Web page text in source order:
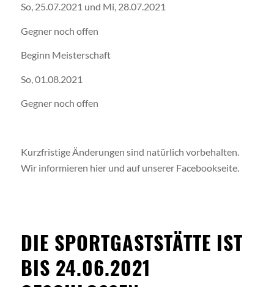
So, 25.07.2021 und Mi, 28.07.2021
Gegner noch offen
Beginn Meisterschaft
So, 01.08.2021
Gegner noch offen
Kurzfristige Änderungen sind natürlich vorbehalten.
Wir informieren hier und auf unserer Facebookseite.
DIE SPORTGASTSTÄTTE IST
BIS 24.06.2021